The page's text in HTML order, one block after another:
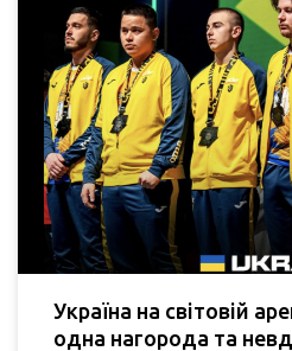
Україна на світовій
одна нагорода та